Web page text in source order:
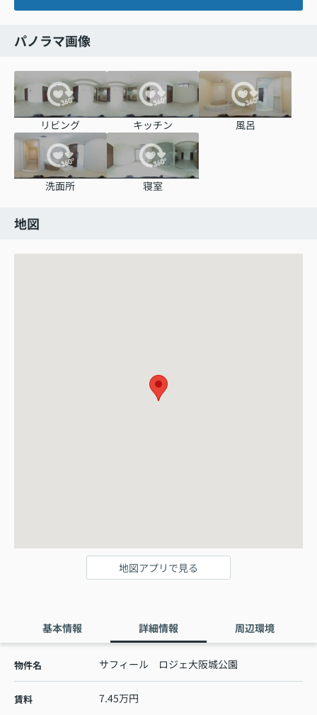
パノラマ画像
リビング キッチン 風呂
洗面所 寝室
地図
地図アプリで見る
基本情報 詳細情報 周辺環境
物件名 サフィール ロジェ大阪城公園
賃料 7.45万円